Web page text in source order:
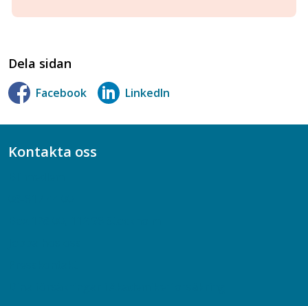
Dela sidan
Facebook LinkedIn
Kontakta oss